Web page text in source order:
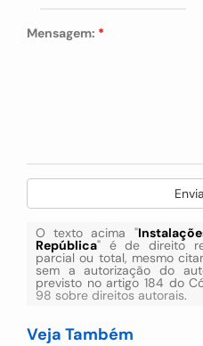
Mensagem: *
O texto acima "
República" é de direito
parcial ou total, mesmo
sem a autorização do
previsto no artigo 184 do
98 sobre direitos autorais.
Veja Também